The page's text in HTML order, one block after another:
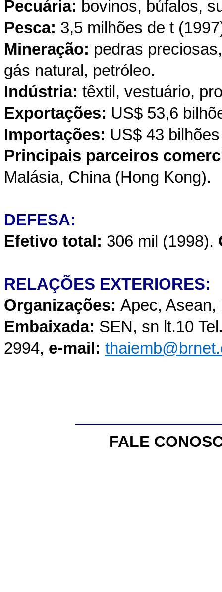
Pecuária: bovinos, búfalos,
Pesca: 3,5 milhões de t
Mineração: pedras
gás natural, petróleo.
Indústria: têxtil, vestuário,
Exportações: US$ 53,6
Importações: US$ 43
Principais parceiros
Malásia, China (Hong Kong).
DEFESA:
Efetivo total: 306 mil (1998).
RELAÇÕES EXTERIORES:
Organizações: Apec,
Embaixada: SEN, sn lt.10
2994, e-mail:
FALE